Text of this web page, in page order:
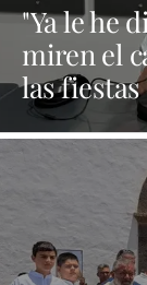
"Ya le he
miren el
las
Dolores
aquí y al